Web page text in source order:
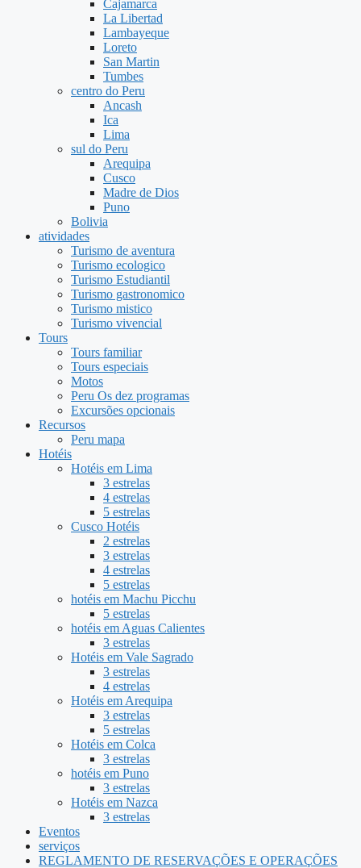
Cajamarca
La Libertad
Lambayeque
Loreto
San Martin
Tumbes
centro do Peru
Ancash
Ica
Lima
sul do Peru
Arequipa
Cusco
Madre de Dios
Puno
Bolivia
atividades
Turismo de aventura
Turismo ecologico
Turismo Estudiantil
Turismo gastronomico
Turismo mistico
Turismo vivencial
Tours
Tours familiar
Tours especiais
Motos
Peru Os dez programas
Excursões opcionais
Recursos
Peru mapa
Hotéis
Hotéis em Lima
3 estrelas
4 estrelas
5 estrelas
Cusco Hotéis
2 estrelas
3 estrelas
4 estrelas
5 estrelas
hotéis em Machu Picchu
5 estrelas
hotéis em Aguas Calientes
3 estrelas
Hotéis em Vale Sagrado
3 estrelas
4 estrelas
Hotéis em Arequipa
3 estrelas
5 estrelas
Hotéis em Colca
3 estrelas
hotéis em Puno
3 estrelas
Hotéis em Nazca
3 estrelas
Eventos
serviços
REGLAMENTO DE RESERVAÇÕES E OPERAÇÕES